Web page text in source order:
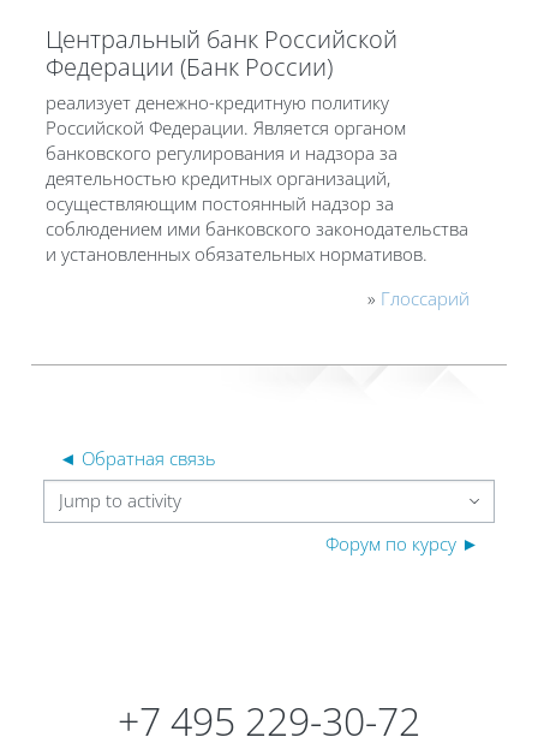
Центральный банк Российской
Федерации (Банк России)
реализует денежно-кредитную политику
Российской Федерации. Является органом
банковского регулирования и надзора за
деятельностью кредитных организаций,
осуществляющим постоянный надзор за
соблюдением ими банковского законодательства
и установленных обязательных нормативов.
» Глоссарий
◄ Обратная связь
Jump to activity
Форум по курсу ►
+7 495 229-30-72